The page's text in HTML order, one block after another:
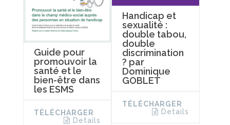
Guide pour
promouvoir la
santé et le
bien-être dans
les ESMS
TÉLÉCHARGER
Details
Handicap et
sexualité :
double tabou,
double
discrimination
? par
Dominique
GOBLET
TÉLÉCHARGER
Details